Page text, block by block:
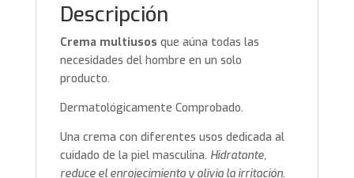
Descripción
Crema multiusos que aúna todas las
necesidades del hombre en un solo
producto.
Dermatológicamente Comprobado.
Una crema con diferentes usos dedicada al
cuidado de la piel masculina. Hidratante,
reduce el enrojecimiento y alivia la irritación.